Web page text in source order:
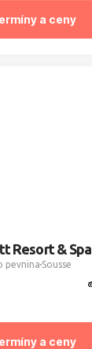
a ceny
Resort & Spa
pevnina Sousse
a ceny